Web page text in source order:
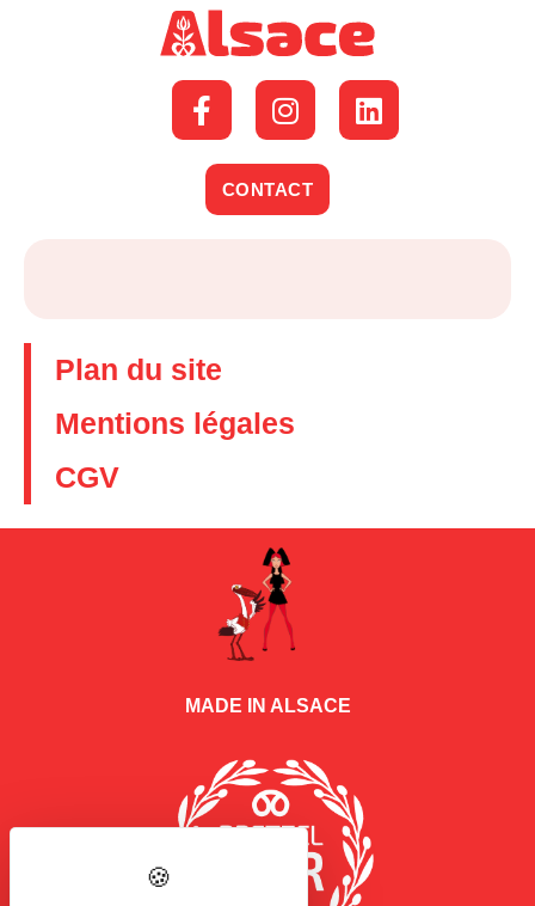
CONTACT
Plan du site
Mentions légales
CGV
MADE IN ALSACE